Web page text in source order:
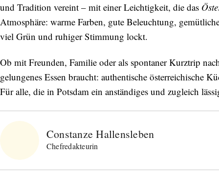
und Tradition vereint – mit einer Leichtigkeit, die das
Atmosphäre: warme Farben, gute Beleuchtung,
viel Grün und ruhiger Stimmung lockt.
Ob mit Freunden, Familie oder als spontaner Kurztrip
gelungenes Essen braucht: authentische österreichische
Für alle, die in Potsdam ein anständiges und zugleich
Constanze Hallensleben
Chefredakteurin